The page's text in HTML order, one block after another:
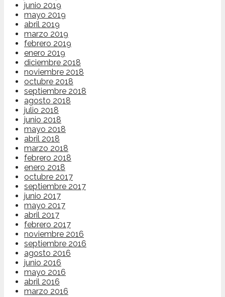
junio 2019
mayo 2019
abril 2019
marzo 2019
febrero 2019
enero 2019
diciembre 2018
noviembre 2018
octubre 2018
septiembre 2018
agosto 2018
julio 2018
junio 2018
mayo 2018
abril 2018
marzo 2018
febrero 2018
enero 2018
octubre 2017
septiembre 2017
junio 2017
mayo 2017
abril 2017
febrero 2017
noviembre 2016
septiembre 2016
agosto 2016
junio 2016
mayo 2016
abril 2016
marzo 2016